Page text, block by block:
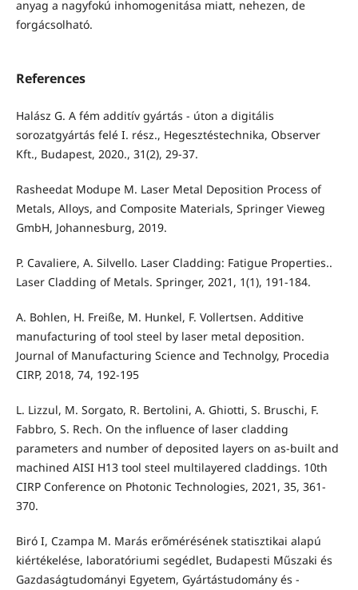
anyag a nagyfokú inhomogenitása miatt, nehezen, de
forgácsolható.
References
Halász G. A fém additív gyártás - úton a digitális
sorozatgyártás felé I. rész., Hegesztéstechnika, Observer
Kft., Budapest, 2020., 31(2), 29-37.
Rasheedat Modupe M. Laser Metal Deposition Process of
Metals, Alloys, and Composite Materials, Springer Vieweg
GmbH, Johannesburg, 2019.
P. Cavaliere, A. Silvello. Laser Cladding: Fatigue Properties..
Laser Cladding of Metals. Springer, 2021, 1(1), 191-184.
A. Bohlen, H. Freiße, M. Hunkel, F. Vollertsen. Additive
manufacturing of tool steel by laser metal deposition.
Journal of Manufacturing Science and Technolgy, Procedia
CIRP, 2018, 74, 192-195
L. Lizzul, M. Sorgato, R. Bertolini, A. Ghiotti, S. Bruschi, F.
Fabbro, S. Rech. On the influence of laser cladding
parameters and number of deposited layers on as-built and
machined AISI H13 tool steel multilayered claddings. 10th
CIRP Conference on Photonic Technologies, 2021, 35, 361-
370.
Biró I, Czampa M. Marás erőmérésének statisztikai alapú
kiértékelése, laboratóriumi segédlet, Budapesti Műszaki és
Gazdaságtudományi Egyetem, Gyártástudomány és -